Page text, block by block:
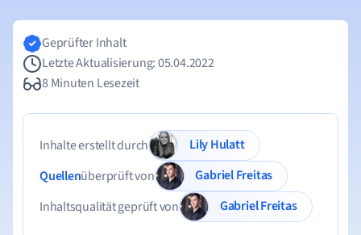
Geprüfter Inhalt
Letzte Aktualisierung: 05.04.2022
8 Minuten Lesezeit
Inhalte erstellt durch
Lily Hulatt
Quellenüberprüft von
Gabriel Freitas
Inhaltsqualität geprüft von
Gabriel Freitas